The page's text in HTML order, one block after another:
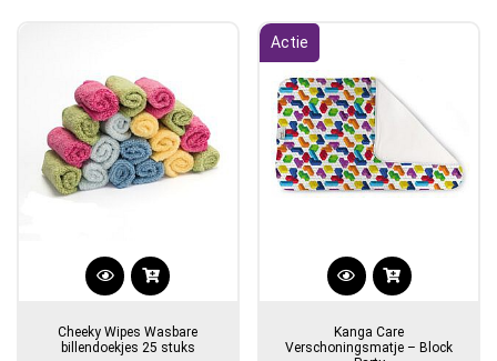
Cheeky Wipes Wasbare
billendoekjes 25 stuks
Actie
Kanga Care
Verschoningsmatje – Block